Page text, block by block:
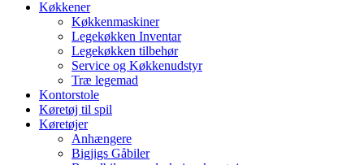
Køkkener
Køkkenmaskiner
Legekøkken Inventar
Legekøkken tilbehør
Service og Køkkenudstyr
Træ legemad
Kontorstole
Køretøj til spil
Køretøjer
Anhængere
Bigjigs Gåbiler